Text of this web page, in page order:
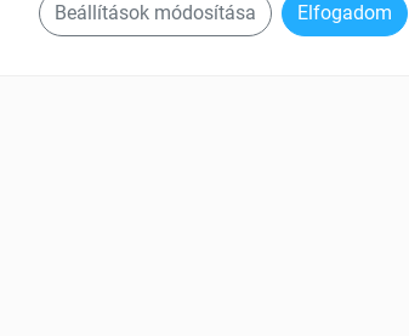
Beállítások módosítása Elfogadom